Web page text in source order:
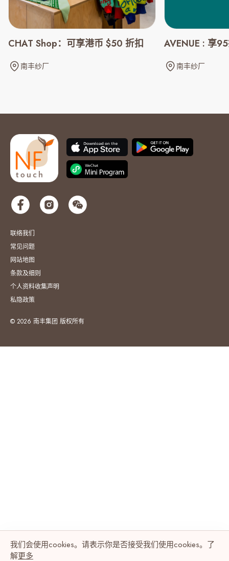
CHAT Shop：可享港币 $50 折扣
南丰纱厂
AVENUE : 享
南丰纱厂
联络我们
常见问题
网站地图
条款及细则
个人资料收集声明
私隐政策
© 2026 南丰集团 版权所有
我们会使用cookies。请表示你是否接受我们使用cookies。了
解更多